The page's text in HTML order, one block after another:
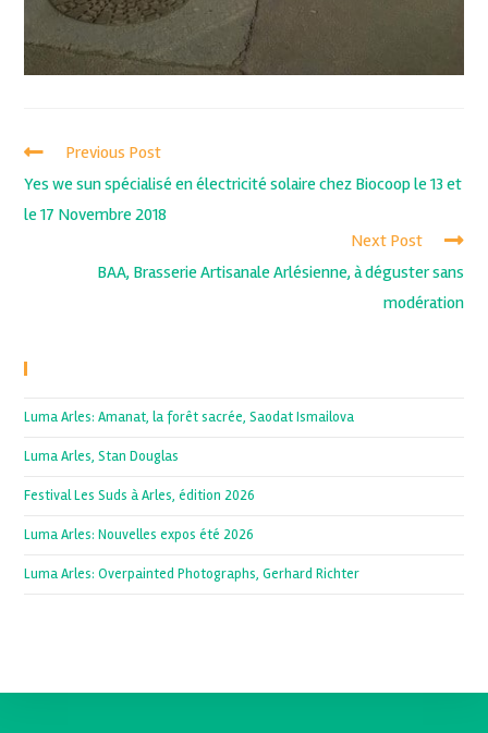
Previous Post
Yes we sun spécialisé en électricité solaire chez Biocoop le 13 et
le 17 Novembre 2018
Next Post
BAA, Brasserie Artisanale Arlésienne, à déguster sans
modération
Luma Arles: Amanat, la forêt sacrée, Saodat Ismailova
Luma Arles, Stan Douglas
Festival Les Suds à Arles, édition 2026
Luma Arles: Nouvelles expos été 2026
Luma Arles: Overpainted Photographs, Gerhard Richter